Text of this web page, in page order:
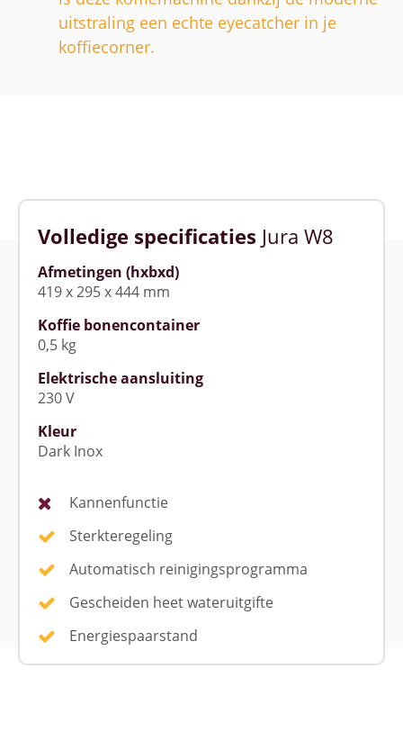
uitstraling een echte eyecatcher in je
koffiecorner.
Volledige specificaties Jura W8
Afmetingen (hxbxd)
419 x 295 x 444 mm
Koffie bonencontainer
0,5 kg
Elektrische aansluiting
230 V
Kleur
Dark Inox
Kannenfunctie
Sterkteregeling
Automatisch reinigingsprogramma
Gescheiden heet wateruitgifte
Energiespaarstand